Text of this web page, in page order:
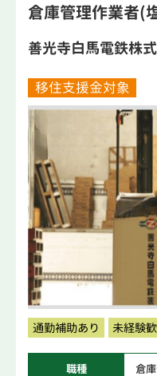
倉庫管理作業者(
善光寺白馬電鉄株
移住支援金対象
通勤補助あり 未経験
職種 倉